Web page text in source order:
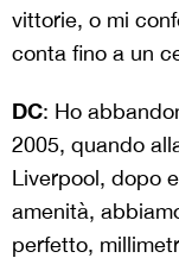
vittorie, o mi
conta fino a un
DC: Ho
2005, quando
Liverpool, dopo
amenità,
perfetto,